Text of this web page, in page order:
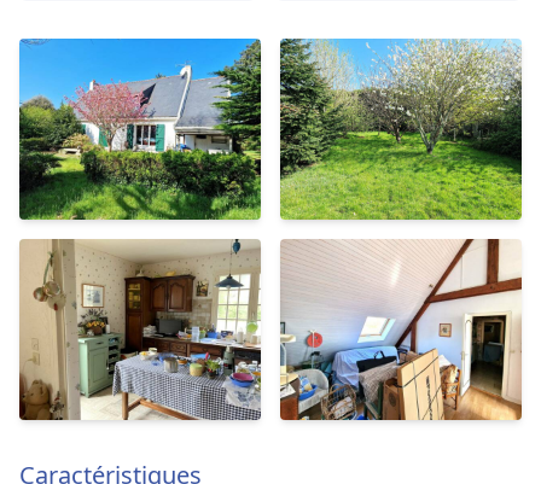
Caractéristiques